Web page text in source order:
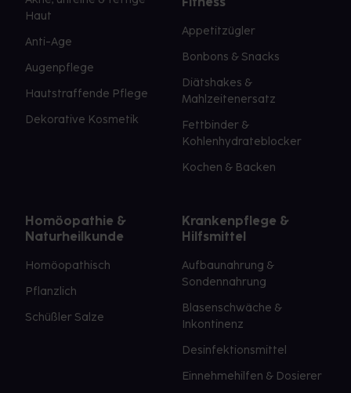
Haut
Anti-Age
Augenpflege
Hautstraffende Pflege
Dekorative Kosmetik
Appetitzügler
Bonbons & Snacks
Diätshakes &
Mahlzeitenersatz
Fettbinder &
Kohlenhydrateblocker
Kochen & Backen
Homöopathie &
Naturheilkunde
Homöopathisch
Pflanzlich
Schüßler Salze
Krankenpflege &
Hilfsmittel
Aufbaunahrung &
Sondennahrung
Blasenschwäche &
Inkontinenz
Desinfektionsmittel
Einnehmehilfen & Dosierer